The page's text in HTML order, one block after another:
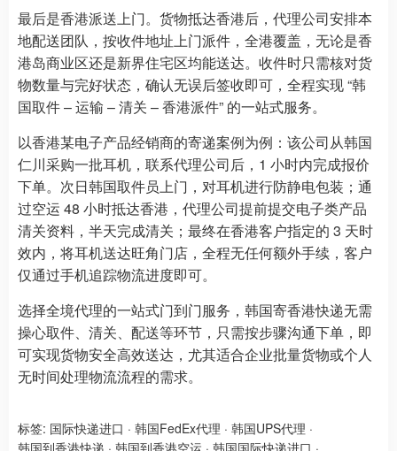
最后是香港派送上门。货物抵达香港后，代理公司安排本
地配送团队，按收件地址上门派件，全港覆盖，无论是香
港岛商业区还是新界住宅区均能送达。收件时只需核对货
物数量与完好状态，确认无误后签收即可，全程实现 “韩
国取件 – 运输 – 清关 – 香港派件” 的一站式服务。
以香港某电子产品经销商的寄递案例为例：该公司从韩国
仁川采购一批耳机，联系代理公司后，1 小时内完成报价
下单。次日韩国取件员上门，对耳机进行防静电包装；通
过空运 48 小时抵达香港，代理公司提前提交电子类产品
清关资料，半天完成清关；最终在香港客户指定的 3 天时
效内，将耳机送达旺角门店，全程无任何额外手续，客户
仅通过手机追踪物流进度即可。
选择全境代理的一站式门到门服务，韩国寄香港快递无需
操心取件、清关、配送等环节，只需按步骤沟通下单，即
可实现货物安全高效送达，尤其适合企业批量货物或个人
无时间处理物流流程的需求。
标签: 国际快递进口 · 韩国FedEx代理 · 韩国UPS代理 ·
韩国到香港快递 · 韩国到香港空运 · 韩国国际快递进口 ·